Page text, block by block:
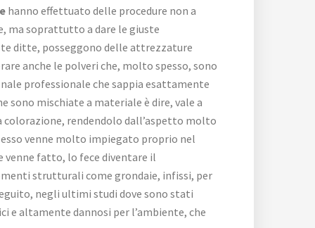
hanno effettuato delle procedure non a
ma soprattutto a dare le giuste
ditte, posseggono delle attrezzature
anche le polveri che, molto spesso, sono
professionale che sappia esattamente
sono mischiate a materiale è dire, vale a
colorazione, rendendolo dall’aspetto molto
venne molto impiegato proprio nel
venne fatto, lo fece diventare il
strutturali come grondaie, infissi, per
negli ultimi studi dove sono stati
e altamente dannosi per l’ambiente, che